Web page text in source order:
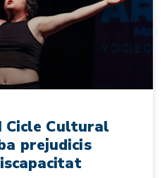
Cicle Cultural
prejudicis